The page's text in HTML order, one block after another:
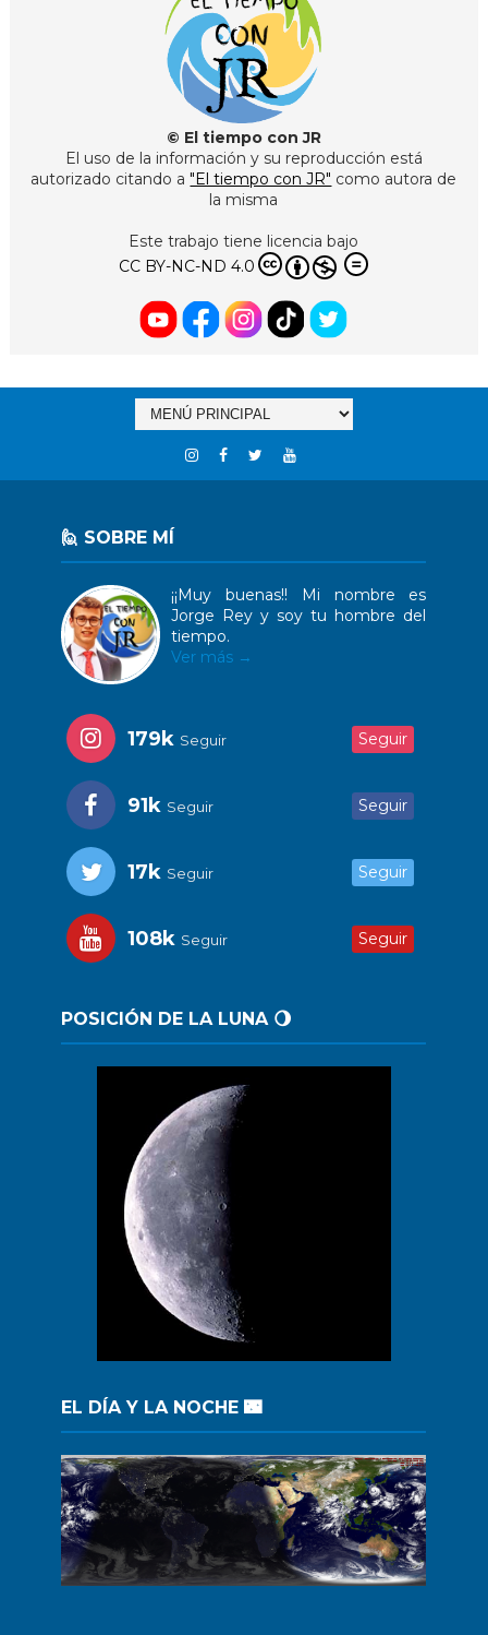
© El tiempo con JR
El uso de la información y su reproducción está
autorizado citando a "El tiempo con JR" como autora de
la misma
Este trabajo tiene licencia bajo
CC BY-NC-ND 4.0
🙋 SOBRE MÍ
¡¡Muy buenas!! Mi nombre es
Jorge Rey y soy tu hombre del
tiempo.
Ver más →
179k Seguir Seguir
91k Seguir Seguir
17k Seguir Seguir
108k Seguir Seguir
POSICIÓN DE LA LUNA 🌖
EL DÍA Y LA NOCHE 🌃